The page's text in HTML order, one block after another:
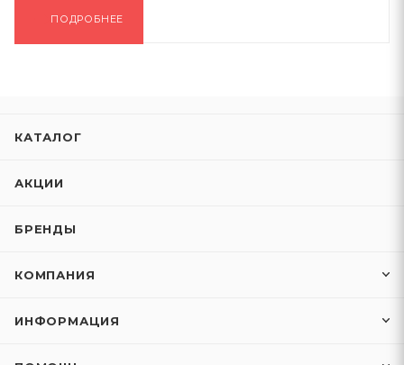
ПОДРОБНЕЕ
КАТАЛОГ
АКЦИИ
БРЕНДЫ
КОМПАНИЯ
ИНФОРМАЦИЯ